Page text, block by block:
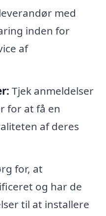
med
inden for
af
Tjek anmeldelser
for at få en
af deres
for, at
og har de
til at installere